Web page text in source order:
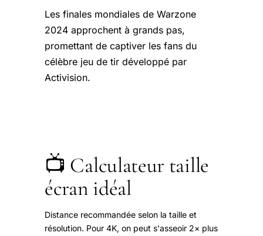
Les finales mondiales de Warzone
2024 approchent à grands pas,
promettant de captiver les fans du
célèbre jeu de tir développé par
Activision.
📺 Calculateur taille
écran idéal
Distance recommandée selon la taille et
résolution. Pour 4K, on peut s'asseoir 2× plus